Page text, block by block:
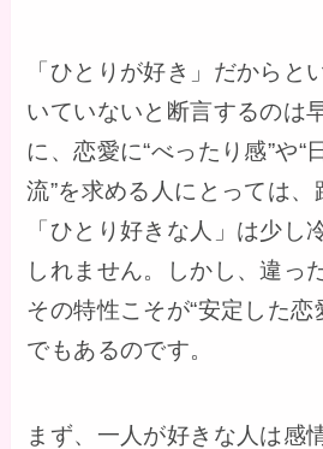
「ひとりが好き」だからと
いていないと断言するのは
に、恋愛に“べったり感”や“
流”を求める人にとっては、
「ひとり好きな人」は少し
しれません。しかし、違っ
その特性こそが“安定した恋
でもあるのです。
まず、一人が好きな人は感